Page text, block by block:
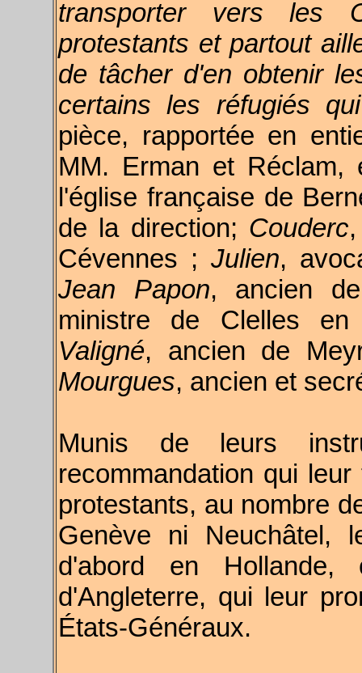
transporter vers les
protestants et partout
de tâcher d'en obtenir
certains les réfugiés
pièce, rapportée en
MM. Erman et
l'église française de
de la direction; Couderc
Cévennes ;Julien,
Jean Papon, ancien
ministre de Clelles
Valigné, ancien de
Mourgues, ancien et
Munis de leurs
recommandation qui
protestants, au nombre
Genève ni Neuchâtel,
d'abord en
d'Angleterre, qui leur
États-Généraux.